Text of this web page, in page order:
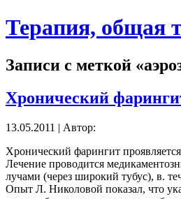
Терапия, общая
Записи с меткой
Хронический
13.05.2011 | Автор:
Хронический фарингит
Лечение проводится
лучами (через широкий тубус), в.
Опыт Л. Николовой показал, что